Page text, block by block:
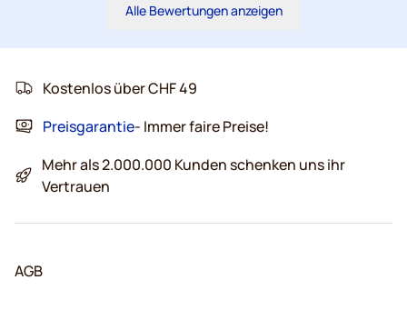
Alle Bewertungen anzeigen
Kostenlos über CHF 49
Preisgarantie- Immer faire Preise!
Mehr als 2.000.000 Kunden schenken uns ihr
Vertrauen
AGB